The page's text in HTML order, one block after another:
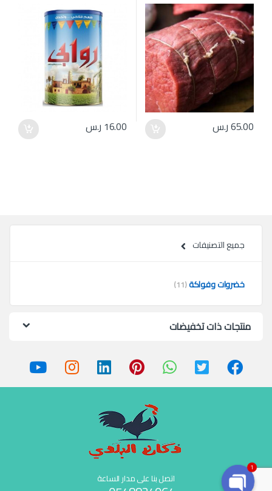
65.00ر.س 16.00 ر.س
جميع التصنيفات
خضروات وفواكة(11)
منتجات ذات تخفيضات
اتصل بنا على مدار الساعة
1